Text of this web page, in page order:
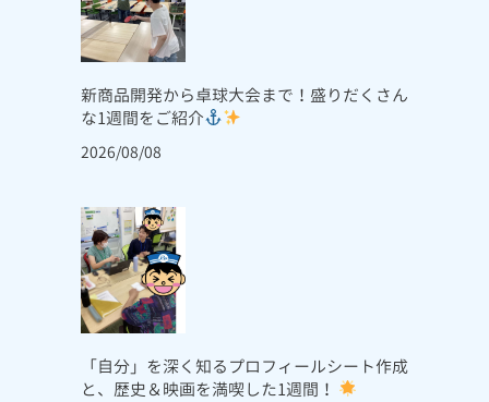
新商品開発から卓球大会まで！盛りだくさん
な1週間をご紹介
2026/08/08
「自分」を深く知るプロフィールシート作成
と、歴史＆映画を満喫した1週間！